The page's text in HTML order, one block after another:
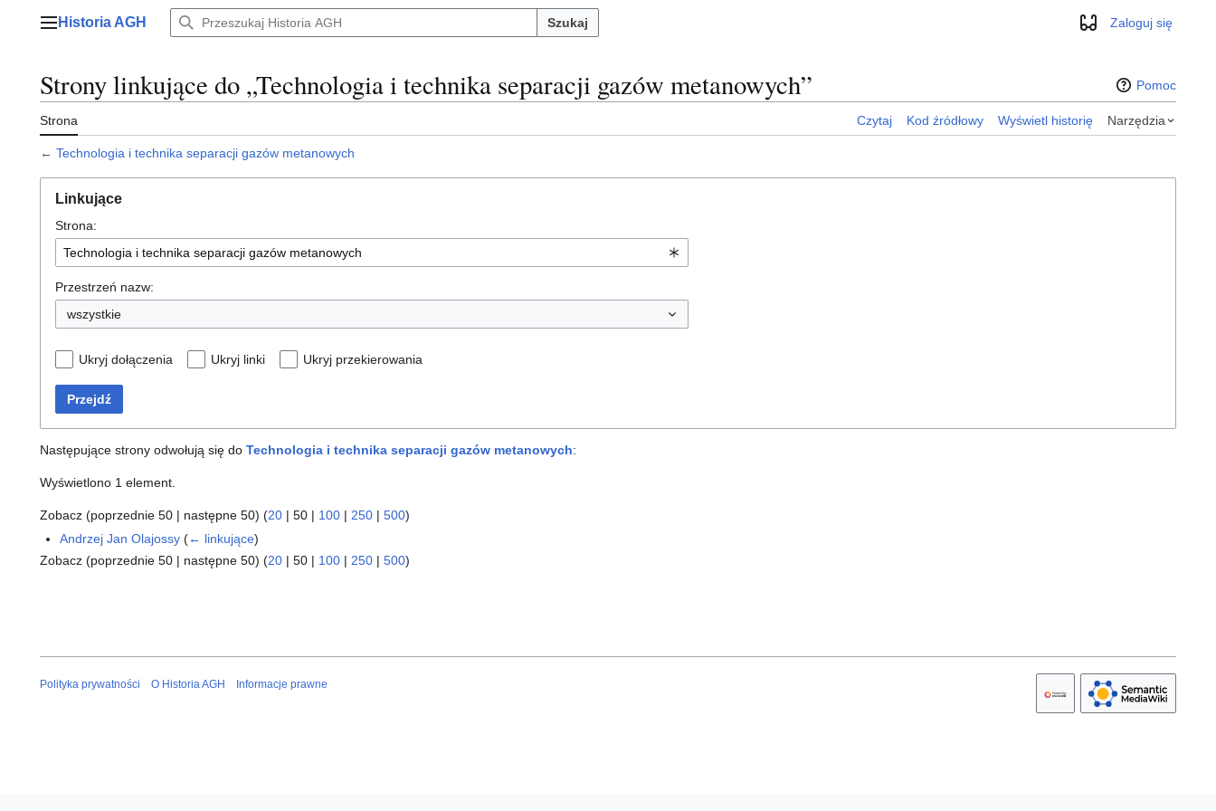
Menu główne
Historia AGH Szukaj WyglądZaloguj się
Strony linkujące do „Technologia i technika separacji gazów metanowych” Pomoc
Strona Czytaj Kod źródłowy Wyświetl historię Narzędzia
← Technologia i technika separacji gazów metanowych
Linkujące
Strona:
Przestrzeń nazw:
wszystkie
Ukryj dołączenia Ukryj linki Ukryj przekierowania
Przejdź
Następujące strony odwołują się do Technologia i technika separacji gazów metanowych:
Wyświetlono 1 element.
Zobacz (poprzednie 50 | następne 50) (20 | 50 | 100 | 250 | 500)
Andrzej Jan Olajossy (← linkujące)
Zobacz (poprzednie 50 | następne 50) (20 | 50 | 100 | 250 | 500)
Polityka prywatności O Historia AGH Informacje prawne